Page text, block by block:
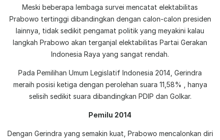
Meski beberapa lembaga survei mencatat elektabilitas
Prabowo tertinggi dibandingkan dengan calon-calon presiden
lainnya, tidak sedikit pengamat politik yang meyakini kalau
langkah Prabowo akan terganjal elektabilitas Partai Gerakan
Indonesia Raya yang sangat rendah.
Pada Pemilihan Umum Legislatif Indonesia 2014, Gerindra
meraih posisi ketiga dengan perolehan suara 11,58% , hanya
selisih sedikit suara dibandingkan PDIP dan Golkar.
Pemilu 2014
Dengan Gerindra yang semakin kuat, Prabowo mencalonkan diri